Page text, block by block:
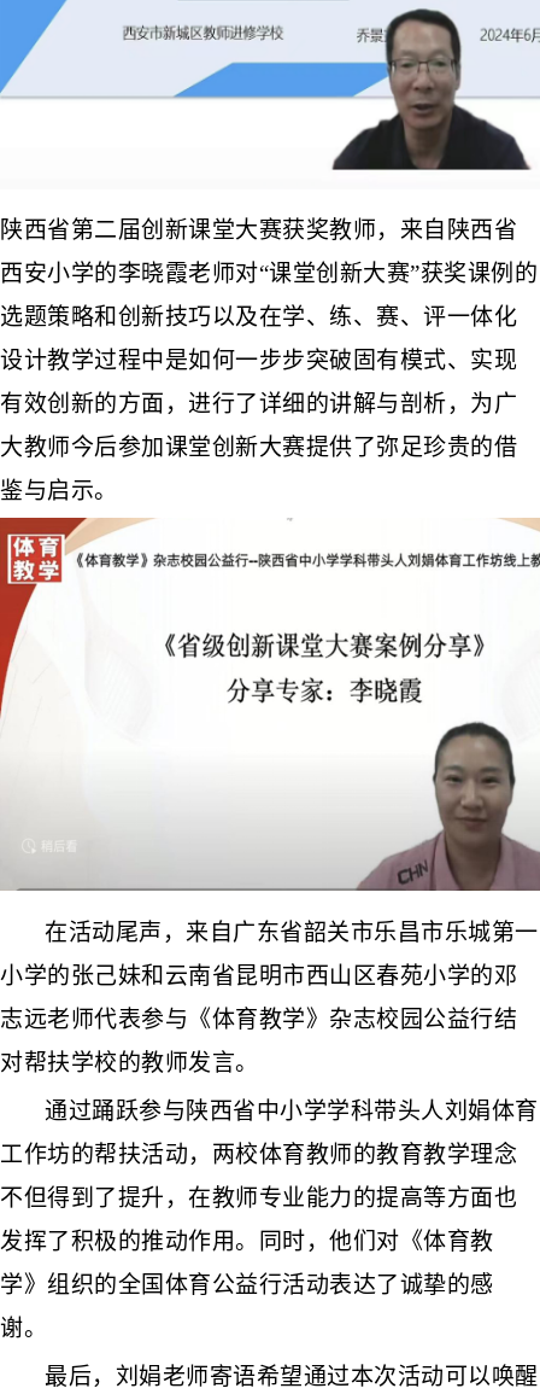
陕西省第二届创新课堂大赛获奖教师，来自陕西省
西安小学的李晓霞老师对“课堂创新大赛”获奖课例 的
选题策略和创新技巧以及在学、练、赛、评一体化
设计教学过程中是如何一步步突破固有模式、实现
有效创新的方面，进行了详细的讲解与剖析，为广
大教师今后参加课堂创新大赛提供了弥足珍贵的借
鉴与启示。
在活动尾声 ，来自广东省韶关市乐昌市乐城第一
小学的张己妹和云南省昆明市西山区春苑小学的邓
志远老师代表参与《体育教学》杂志校园公益行结
对帮扶学校的教师发言。
通过踊跃参与陕西省中小学学科带头人刘娟体育
工作坊的帮扶活动，两校体育教师的教育教学理念
不但得到了提升，在教师专业能力的提高等方面也
发挥了积极的推动作用。同时，他们对《体育教
学》组织的全国体育公益行活动表达了诚挚的感
谢。
最后， 刘娟老师寄语希望通过本次活动可以唤醒